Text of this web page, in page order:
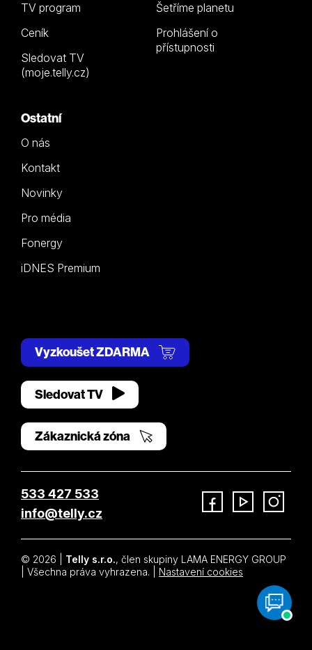
TV program
Ceník
Sledovat TV
(moje.telly.cz)
Šetříme planetu
Prohlášení o
přístupnosti
Ostatní
O nás
Kontakt
Novinky
Pro média
Fonergy
iDNES Premium
Vyzkoušet ZDARMA
Sledovat TV
Zákaznická zóna
533 427 533
info@telly.cz
© 2026 | Telly s.r.o., člen skupiny LAMA ENERGY GROUP
| Všechna práva vyhrazena. | Nastavení cookies